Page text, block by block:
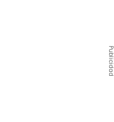
Publicidad